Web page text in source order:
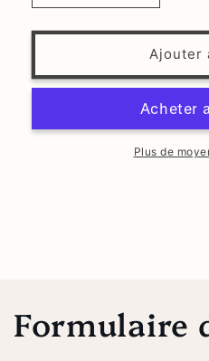
la
quantité
la
quantité
deAjouter
Plus de
Formulaire